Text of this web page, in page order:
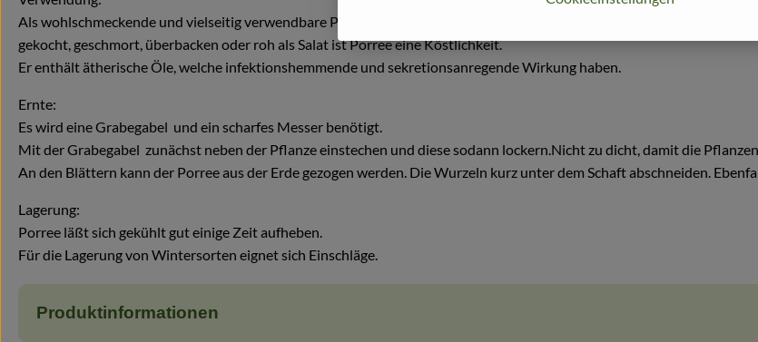
Als wohlschmeckende und vielseitig verwendbare Pflanze findet Porree immer mehr Liebhaber. Er ist Bestandteil in
gekocht, geschmort, überbacken oder roh als Salat ist Porree eine Köstlichkeit.
Er enthält ätherische Öle, welche infektionshemmende und sekretionsanregende Wirkung haben.
Ernte:
Es wird eine Grabegabel und ein scharfes Messer benötigt.
Mit der Grabegabel zunächst neben der Pflanze einstechen und diese sodann lockern.Nicht zu dicht, damit die
An den Blättern kann der Porree aus der Erde gezogen werden. Die Wurzeln kurz unter dem Schaft abschneiden.
Lagerung:
Porree läßt sich gekühlt gut einige Zeit aufheben.
Für die Lagerung von Wintersorten eignet sich Einschläge.
Produktinformationen